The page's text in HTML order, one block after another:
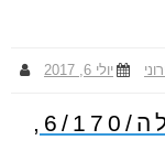
יולי 6, 2017
נאור שמיר, תכנית מס' לה/6/170,